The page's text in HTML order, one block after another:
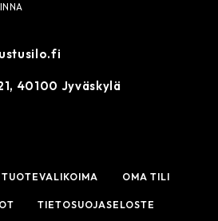
40100 Jyväskylä
TUOTEVALIKOIMA OMA TILI
TIETOSUOJASELOSTE